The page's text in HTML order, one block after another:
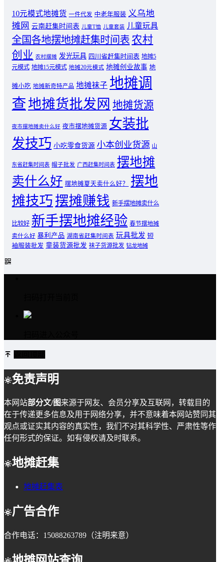
10元模式地摊货 一件代发 中老年服装 义乌地
摊网 云南赶集时间表 儿童T恤 儿童套装 儿童玩具
全国各地摆地摊赶集时间表 农村
创业 农村摆摊 发光玩具 四川省赶集时间表 地摊5
元模式 地摊15元模式 地摊20元模式 地摊创业故事 地
摊小吃 地摊新奇特产品 地摊袜子 地摊调
查地摊货批发网 地摊货源
夜市摆地摊卖什么好 夜市摆地摊货源 女装批
发技巧 小吃零食货源 小本创业货源 山
东省赶集时间表 帽子批发 广西赶集时间表 摆地摊
卖什么好 摆地摊夏天卖什么好？
摆地
摊技巧摆摊赚钱 新手摆地摊卖什么
比较好 新手摆地摊经验 春节摆地摊
卖什么好 暴利产品 湖南省赶集时间表 玩具批发 短
袖服装批发 童装货源批发 袜子货源批发 钻龙地摊
免责声明
本网站部分文/图来源于网友、会员分享及互联网，转载目的
在于传递更多信息及用于网络分享，并不意味着本网站赞同其
观点或证实其内容的真实性，我们不对其科学性、严肃性等作
任何形式的保证。如有侵权请及时联系。
地摊赶集
地摊赶集表
广告合作
合作电话：15088263789（注明来意）